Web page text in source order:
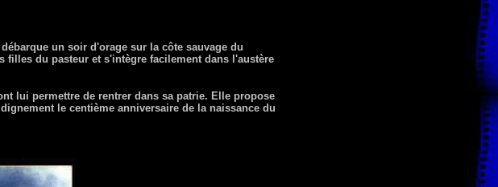
un soir d'orage sur la côte sauvage du
filles du pasteur et s'intègre facilement dans l'austère
lui permettre de rentrer dans sa patrie. Elle propose
le centième anniversaire de la naissance du